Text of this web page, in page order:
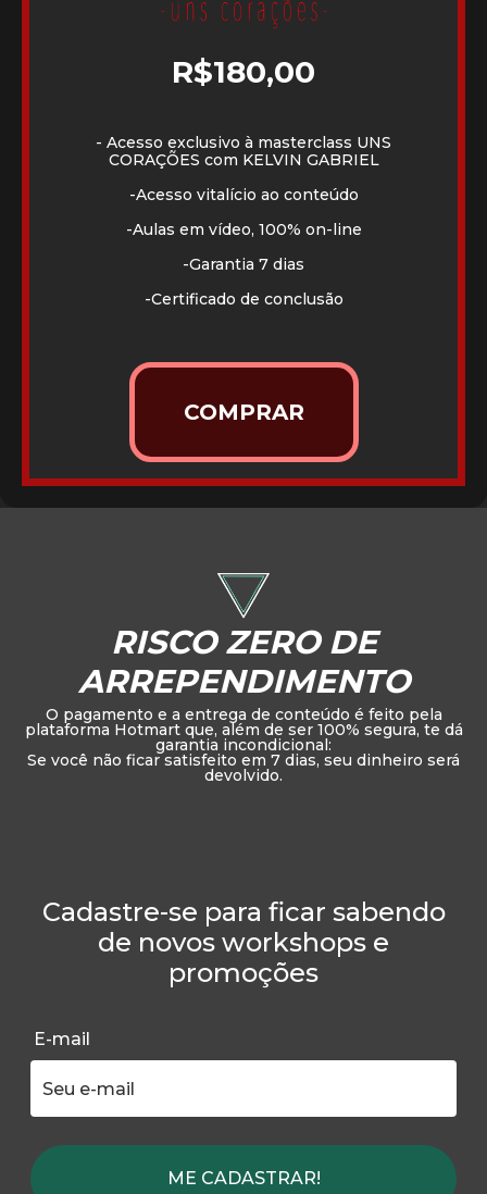
R$180,00
- Acesso exclusivo à masterclass UNS
CORAÇÕES com KELVIN GABRIEL
-Acesso vitalício ao conteúdo
-Aulas em vídeo, 100% on-line
-Garantia 7 dias
-Certificado de conclusão
COMPRAR
RISCO ZERO DE
ARREPENDIMENTO
O pagamento e a entrega de conteúdo é feito pela
plataforma Hotmart que, além de ser 100% segura, te dá
garantia incondicional:
Se você não ficar satisfeito em 7 dias, seu dinheiro será
devolvido.
Cadastre-se para ficar sabendo
de novos workshops e
promoções
E-mail
ME CADASTRAR!